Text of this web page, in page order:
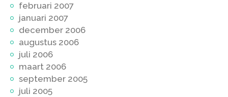
februari 2007
januari 2007
december 2006
augustus 2006
juli 2006
maart 2006
september 2005
juli 2005